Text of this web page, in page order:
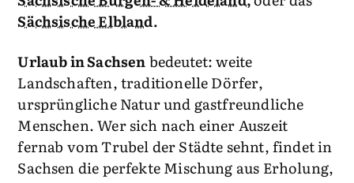
Sächsische Elbland.
Urlaub in Sachsenbedeutet: weite
Landschaften, traditionelle Dörfer,
ursprüngliche Natur und gastfreundliche
Menschen. Wer sich nach einer Auszeit
fernab vom Trubel der Städte sehnt, findet in
Sachsen die perfekte Mischung aus Erholung,